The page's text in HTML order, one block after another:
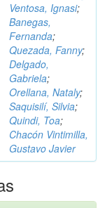
Ventosa, Ignasi;
Banegas,
Fernanda;
Quezada, Fanny;
Delgado,
Gabriela;
Orellana, Nataly;
Saquisilí, Silvia;
Quindi, Toa;
Chacón Vintimilla,
Gustavo Javier